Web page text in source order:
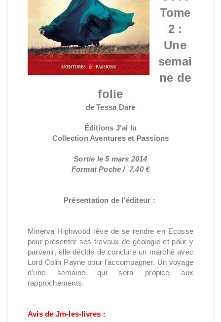
Tome
2 :
Une
semai
ne de
folie
de Tessa Dare
Éditions J'ai lu
Collection Aventures et Passions
Sortie le 5 mars 2014
Format Poche / 7,40 €
Présentation de l'éditeur :
Minerva Highwood rêve de se rendre en Ecosse
pour présenter ses travaux de géologie et pour y
parvenir, elle décide de conclure un marché avec
Lord Colin Payne pour l'accompagner. Un voyage
d'une semaine qui sera propice aux
rapprochements.
Avis de Jm-les-livres :